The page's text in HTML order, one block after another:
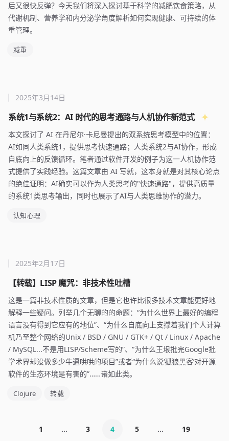
后又很快反弹？今天我们将深入探讨基于科学的减肥饮食策略，从
代谢机制、营养学和内分泌学角度解析如何实现健康、可持续的体
重管理。
减重
系统1与系统2：AI 时代的思考通路与人机协作新范式
2025年3月14日
本文探讨了 AI 在丹尼尔·卡尼曼提出的双系统思考模型中的位置：
AI如同人类系统1，提供思考快速通路；人类系统2与AI协作，形成
自底向上的反馈循环。笔者通过软件开发的例子为这一人机协作范
式提供了实践经验。这篇文章由 AI 写就，这本身就是对其核心论点
的绝佳证明：AI确实可以作为人类思考的"快速通路"，提供高质量
的系统1类思考输出，同时也展示了AI与人类思维协作的潜力。
认知心理
【转载】LISP 魔咒：非技术性吐槽
2025年2月17日
这是一篇非技术性质的文章，但是它也许比很多技术文章能更好地
解释一些疑问。列举几个无聊的的命题：“为什么世界上最好的编程
语言没有得到它应有的地位”、“为什么自底向上支撑着我们个人计算
机乃至整个网络的Unix / BSD / GNU / GTK+ / Qt / Linux / Apache
/ MySQL...不是用LISP/Scheme写的”、“为什么王垠批完Google批
学术界却没做多少牛逼哄哄的项目”或者“为什么说‘孤狼黑客’对开源
软件的生态环境是有害的”……诸如此类。
Clojure 转载
1 ... 3 4 5 ... 19